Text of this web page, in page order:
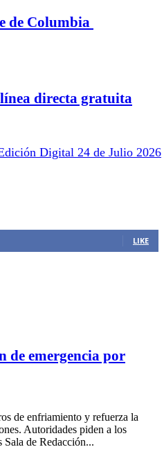
de Columbia
directa gratuita
LIKE
de emergencia por
de enfriamiento y refuerza la
Autoridades piden a los
Sala de Redacción...